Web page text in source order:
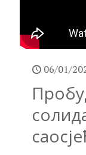
06/01/